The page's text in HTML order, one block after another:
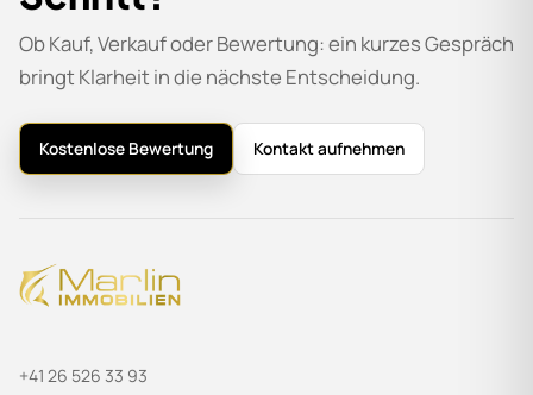
Ob Kauf, Verkauf oder Bewertung: ein kurzes Gespräch
bringt Klarheit in die nächste Entscheidung.
Kostenlose Bewertung Kontakt aufnehmen
+41 26 526 33 93